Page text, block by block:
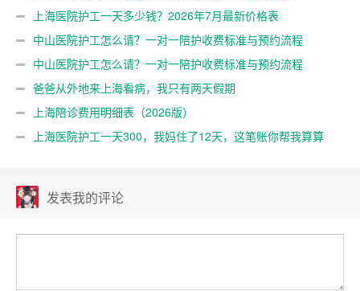
上海医院护工一天多少钱？2026年7月最新价格表
中山医院护工怎么请？一对一陪护收费标准与预约流程
中山医院护工怎么请？一对一陪护收费标准与预约流程
爸爸从外地来上海看病，我只有两天假期
上海陪诊费用明细表（2026版）
上海医院护工一天300，我妈住了12天，这笔账你帮我算算
发表我的评论